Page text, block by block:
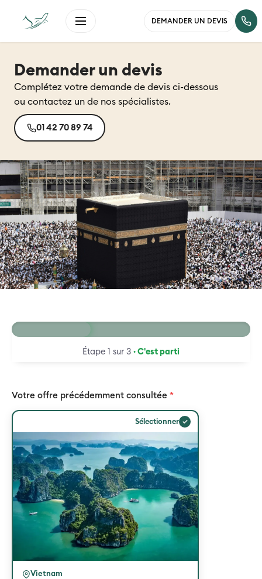
DEMANDER UN DEVIS
Demander un devis
Complétez votre demande de devis ci-dessous
ou contactez un de nos spécialistes.
01 42 70 89 74
Étape 1 sur 3 · C'est parti
Votre offre précédemment consultée *
Sélectionner ✓
Vietnam